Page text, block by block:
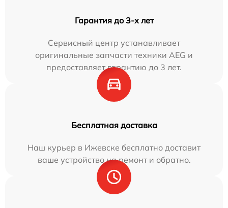
Гарантия до 3-х лет
Сервисный центр устанавливает
оригинальные запчасти техники AEG и
предоставляет гарантию до 3 лет.
Бесплатная доставка
Наш курьер в Ижевске бесплатно доставит
ваше устройство на ремонт и обратно.